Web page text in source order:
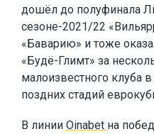
дошёл до полуфинала
сезоне-2021/22
«Баварию» и тоже
«Будё-Глимт» за
малоизвестного клуба
поздних стадий
В линии Oinabet на